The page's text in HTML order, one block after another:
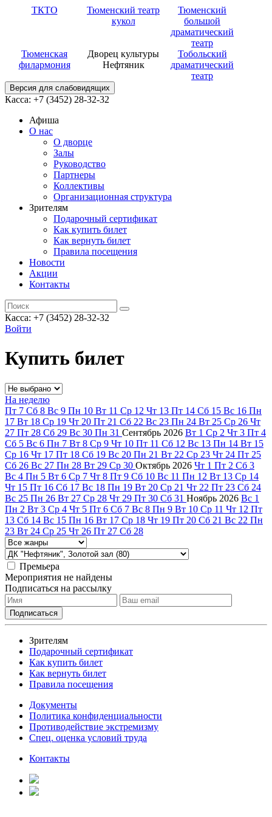
ТКТО
Тюменский театр
кукол
Тюменский
большой
драматический
театр
Тюменская
филармония
Дворец культуры
Нефтяник
Тобольский
драматический
театр
Версия для слабовидящих
Касса: +7 (3452) 28-32-32
Афиша
О нас
О дворце
Залы
Руководство
Партнеры
Коллективы
Организационная структура
Зрителям
Подарочный сертификат
Как купить билет
Как вернуть билет
Правила посещения
Новости
Акции
Контакты
Касса: +7 (3452) 28-32-32
Войти
Купить билет
На неделю
Пт 7 Сб 8 Вс 9 Пн 10 Вт 11 Ср 12 Чт 13 Пт 14 Сб 15 Вс 16 Пн
17 Вт 18 Ср 19 Чт 20 Пт 21 Сб 22 Вс 23 Пн 24 Вт 25 Ср 26 Чт
27 Пт 28 Сб 29 Вс 30 Пн 31 Сентябрь 2026 Вт 1 Ср 2 Чт 3 Пт 4
Сб 5 Вс 6 Пн 7 Вт 8 Ср 9 Чт 10 Пт 11 Сб 12 Вс 13 Пн 14 Вт 15
Ср 16 Чт 17 Пт 18 Сб 19 Вс 20 Пн 21 Вт 22 Ср 23 Чт 24 Пт 25
Сб 26 Вс 27 Пн 28 Вт 29 Ср 30 Октябрь 2026 Чт 1 Пт 2 Сб 3
Вс 4 Пн 5 Вт 6 Ср 7 Чт 8 Пт 9 Сб 10 Вс 11 Пн 12 Вт 13 Ср 14
Чт 15 Пт 16 Сб 17 Вс 18 Пн 19 Вт 20 Ср 21 Чт 22 Пт 23 Сб 24
Вс 25 Пн 26 Вт 27 Ср 28 Чт 29 Пт 30 Сб 31 Ноябрь 2026 Вс 1
Пн 2 Вт 3 Ср 4 Чт 5 Пт 6 Сб 7 Вс 8 Пн 9 Вт 10 Ср 11 Чт 12 Пт
13 Сб 14 Вс 15 Пн 16 Вт 17 Ср 18 Чт 19 Пт 20 Сб 21 Вс 22 Пн
23 Вт 24 Ср 25 Чт 26 Пт 27 Сб 28
Премьера
Мероприятия не найдены
Подписаться на рассылку
Зрителям
Подарочный сертификат
Как купить билет
Как вернуть билет
Правила посещения
Документы
Политика конфиденциальности
Противодействие экстремизму
Спец. оценка условий труда
Контакты